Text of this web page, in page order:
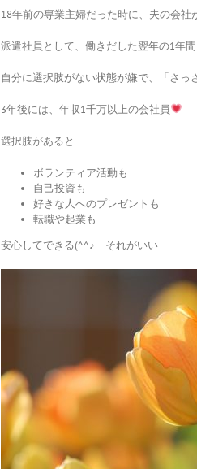
18年前の専業主婦だった時に、夫の会社
派遣社員として、働きだした翌年の1年
自分に選択肢がない状態が嫌で、「さっ
3年後には、年収1千万以上の会社員
選択肢があると
ボランティア活動も
自己投資も
好きな人へのプレゼントも
転職や起業も
安心してできる(^^♪ それがいい